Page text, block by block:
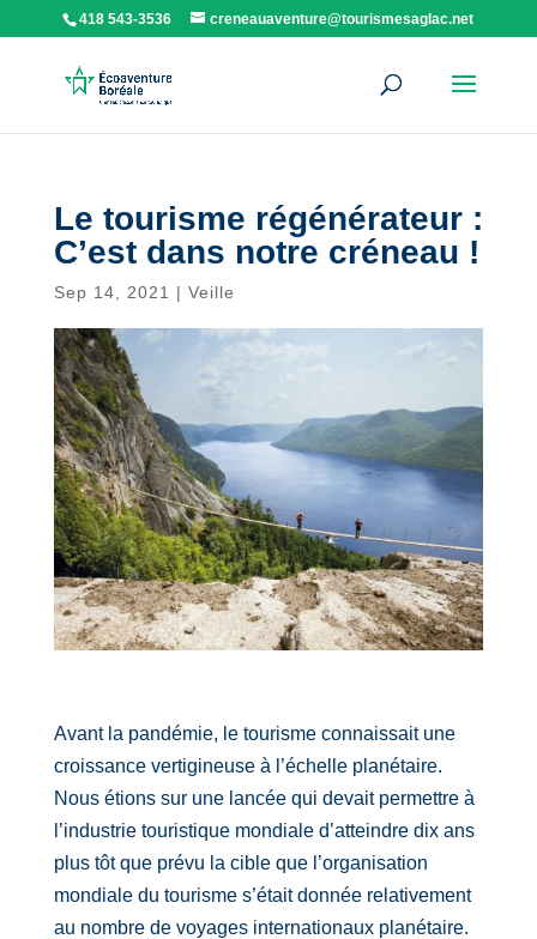
418 543-3536 creneauaventure@tourismesaglac.net
Le tourisme régénérateur :
C’est dans notre créneau !
Sep 14, 2021 | Veille
Avant la pandémie, le tourisme connaissait une
croissance vertigineuse à l’échelle planétaire.
Nous étions sur une lancée qui devait permettre à
l’industrie touristique mondiale d’atteindre dix ans
plus tôt que prévu la cible que l’organisation
mondiale du tourisme s’était donnée relativement
au nombre de voyages internationaux planétaire.